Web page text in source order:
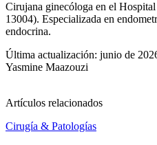
Cirujana ginecóloga en el
13004). Especializada en
endocrina.
Última actualización: junio de
Yasmine Maazouzi
Artículos relacionados
Cirugía & Patologías